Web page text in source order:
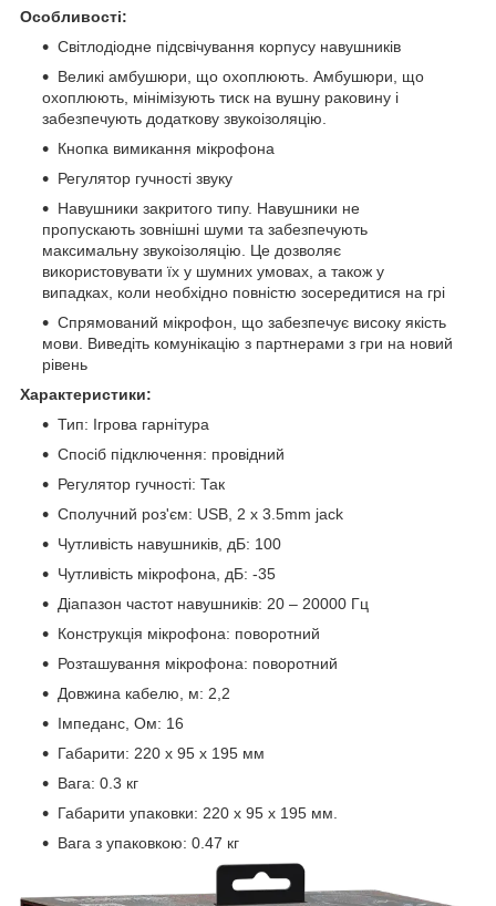
Особливості:
Світлодіодне підсвічування корпусу навушників
Великі амбушюри, що охоплюють. Амбушюри, що
охоплюють, мінімізують тиск на вушну раковину і
забезпечують додаткову звукоізоляцію.
Кнопка вимикання мікрофона
Регулятор гучності звуку
Навушники закритого типу. Навушники не
пропускають зовнішні шуми та забезпечують
максимальну звукоізоляцію. Це дозволяє
використовувати їх у шумних умовах, а також у
випадках, коли необхідно повністю зосередитися на грі
Спрямований мікрофон, що забезпечує високу якість
мови. Виведіть комунікацію з партнерами з гри на новий
рівень
Характеристики:
Тип: Ігрова гарнітура
Спосіб підключення: провідний
Регулятор гучності: Так
Сполучний роз'єм: USB, 2 x 3.5mm jack
Чутливість навушників, дБ: 100
Чутливість мікрофона, дБ: -35
Діапазон частот навушників: 20 – 20000 Гц
Конструкція мікрофона: поворотний
Розташування мікрофона: поворотний
Довжина кабелю, м: 2,2
Імпеданс, Ом: 16
Габарити: 220 x 95 x 195 мм
Вага: 0.3 кг
Габарити упаковки: 220 x 95 x 195 мм.
Вага з упаковкою: 0.47 кг